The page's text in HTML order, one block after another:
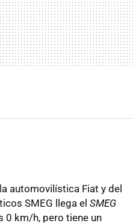
automovilística Fiat y del
SMEG llega el SMEG
0 km/h, pero tiene un